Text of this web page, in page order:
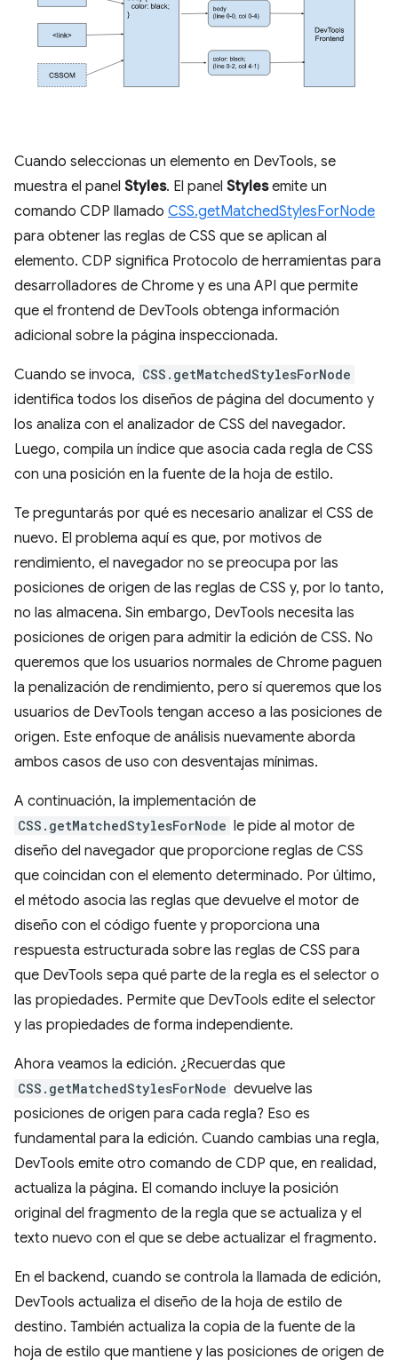
Cuando seleccionas un elemento en DevTools, se
muestra el panel Styles. El panel Stylesemite un
comando CDP llamado CSS.getMatchedStylesForNode
para obtener las reglas de CSS que se aplican al
elemento. CDP significa Protocolo de herramientas para
desarrolladores de Chrome y es una API que permite
que el frontend de DevTools obtenga información
adicional sobre la página inspeccionada.
Cuando se invoca, CSS.getMatchedStylesForNode
identifica todos los diseños de página del documento y
los analiza con el analizador de CSS del navegador.
Luego, compila un índice que asocia cada regla de CSS
con una posición en la fuente de la hoja de estilo.
Te preguntarás por qué es necesario analizar el CSS de
nuevo. El problema aquí es que, por motivos de
rendimiento, el navegador no se preocupa por las
posiciones de origen de las reglas de CSS y, por lo tanto,
no las almacena. Sin embargo, DevTools necesita las
posiciones de origen para admitir la edición de CSS. No
queremos que los usuarios normales de Chrome paguen
la penalización de rendimiento, pero sí queremos que los
usuarios de DevTools tengan acceso a las posiciones de
origen. Este enfoque de análisis nuevamente aborda
ambos casos de uso con desventajas mínimas.
A continuación, la implementación de
CSS.getMatchedStylesForNode le pide al motor de
diseño del navegador que proporcione reglas de CSS
que coincidan con el elemento determinado. Por último,
el método asocia las reglas que devuelve el motor de
diseño con el código fuente y proporciona una
respuesta estructurada sobre las reglas de CSS para
que DevTools sepa qué parte de la regla es el selector o
las propiedades. Permite que DevTools edite el selector
y las propiedades de forma independiente.
Ahora veamos la edición. ¿Recuerdas que
CSS.getMatchedStylesForNode devuelve las
posiciones de origen para cada regla? Eso es
fundamental para la edición. Cuando cambias una regla,
DevTools emite otro comando de CDP que, en realidad,
actualiza la página. El comando incluye la posición
original del fragmento de la regla que se actualiza y el
texto nuevo con el que se debe actualizar el fragmento.
En el backend, cuando se controla la llamada de edición,
DevTools actualiza el diseño de la hoja de estilo de
destino. También actualiza la copia de la fuente de la
hoja de estilo que mantiene y las posiciones de origen de